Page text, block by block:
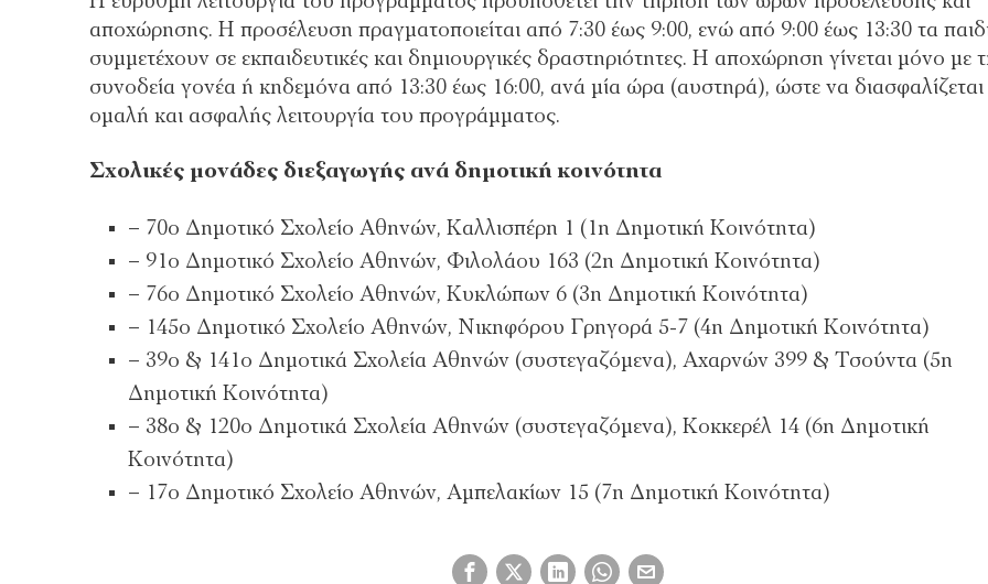
αποχώρησης. Η προσέλευση πραγματοποιείται από 7:30 έως 9:00, ενώ από 9:00 έως 13:30 τα
συμμετέχουν σε εκπαιδευτικές και δημιουργικές δραστηριότητες. Η αποχώρηση γίνεται μόνο με
συνοδεία γονέα ή κηδεμόνα από 13:30 έως 16:00, ανά μία ώρα (αυστηρά), ώστε να διασφαλίζεται
ομαλή και ασφαλής λειτουργία του προγράμματος.
Σχολικές μονάδες διεξαγωγής ανά δημοτική κοινότητα
– 70ο Δημοτικό Σχολείο Αθηνών, Καλλισπέρη 1 (1η Δημοτική Κοινότητα)
– 91ο Δημοτικό Σχολείο Αθηνών, Φιλολάου 163 (2η Δημοτική Κοινότητα)
– 76ο Δημοτικό Σχολείο Αθηνών, Κυκλώπων 6 (3η Δημοτική Κοινότητα)
– 145ο Δημοτικό Σχολείο Αθηνών, Νικηφόρου Γρηγορά 5-7 (4η Δημοτική Κοινότητα)
– 39ο & 141ο Δημοτικά Σχολεία Αθηνών (συστεγαζόμενα), Αχαρνών 399 & Τσούντα (5η
Δημοτική Κοινότητα)
– 38ο & 120ο Δημοτικά Σχολεία Αθηνών (συστεγαζόμενα), Κοκκερέλ 14 (6η Δημοτική
Κοινότητα)
– 17ο Δημοτικό Σχολείο Αθηνών, Αμπελακίων 15 (7η Δημοτική Κοινότητα)